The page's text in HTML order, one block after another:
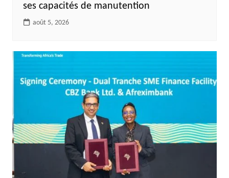
ses capacités de manutention
août 5, 2026